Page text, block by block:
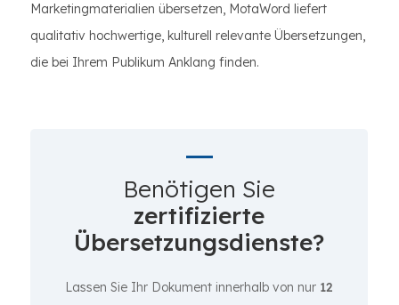
Marketingmaterialien übersetzen, MotaWord liefert
qualitativ hochwertige, kulturell relevante Übersetzungen,
die bei Ihrem Publikum Anklang finden.
Benötigen Sie
zertifizierte
Übersetzungsdienste?
Lassen Sie Ihr Dokument innerhalb von nur 12